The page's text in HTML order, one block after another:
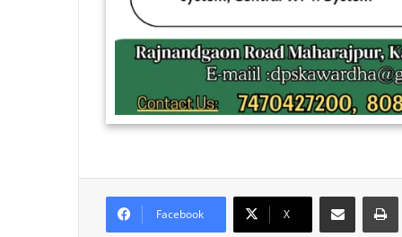
Facebook X
Share via Email